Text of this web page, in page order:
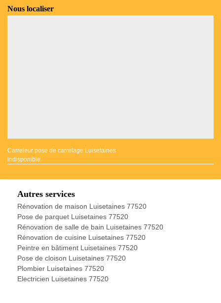
Nous localiser
Carreleur pose de carrelage Luisetaines
indisponible
Autres services
Rénovation de maison Luisetaines 77520
Pose de parquet Luisetaines 77520
Rénovation de salle de bain Luisetaines 77520
Rénovation de cuisine Luisetaines 77520
Peintre en bâtiment Luisetaines 77520
Pose de cloison Luisetaines 77520
Plombier Luisetaines 77520
Electricien Luisetaines 77520